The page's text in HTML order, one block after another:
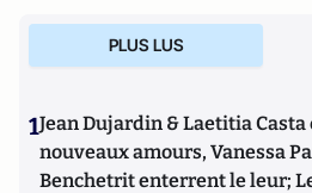
PLUS LUS
1Jean Dujardin & Laetitia
nouveaux amours, Vanessa
Benchetrit enterrent le leur;